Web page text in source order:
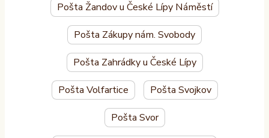
Pošta Žandov u České Lípy Náměstí
Pošta Zákupy nám. Svobody
Pošta Zahrádky u České Lípy
Pošta Volfartice Pošta Svojkov
Pošta Svor